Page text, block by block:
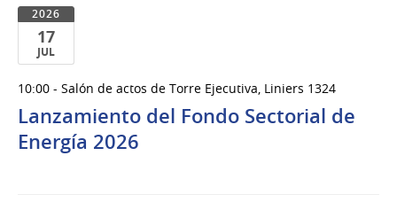
2026
17
JUL
de
Jul
del
10:00 - Salón de actos de Torre Ejecutiva, Liniers 1324
Lanzamiento del Fondo Sectorial de
Energía 2026